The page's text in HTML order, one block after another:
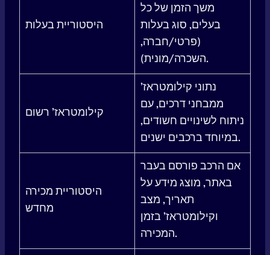
היסטוריית בעלות
משך הזמן של כל
בעלים, סוג בעלות
(פרטי/חברה,
השכרה/מונית).
קילומטראז’ רשום
נתוני קילומטראז’
ממבחני דרכים, עם
ניתוח לשינויים חשודים,
במיוחד ברכבים ישנים.
היסטוריית מכירה
מחדש
אם הרכב פורסם בעבר
באתר, מוצג מידע על
תאריך, מצב
וקילומטראז’ בזמן
המכירה.